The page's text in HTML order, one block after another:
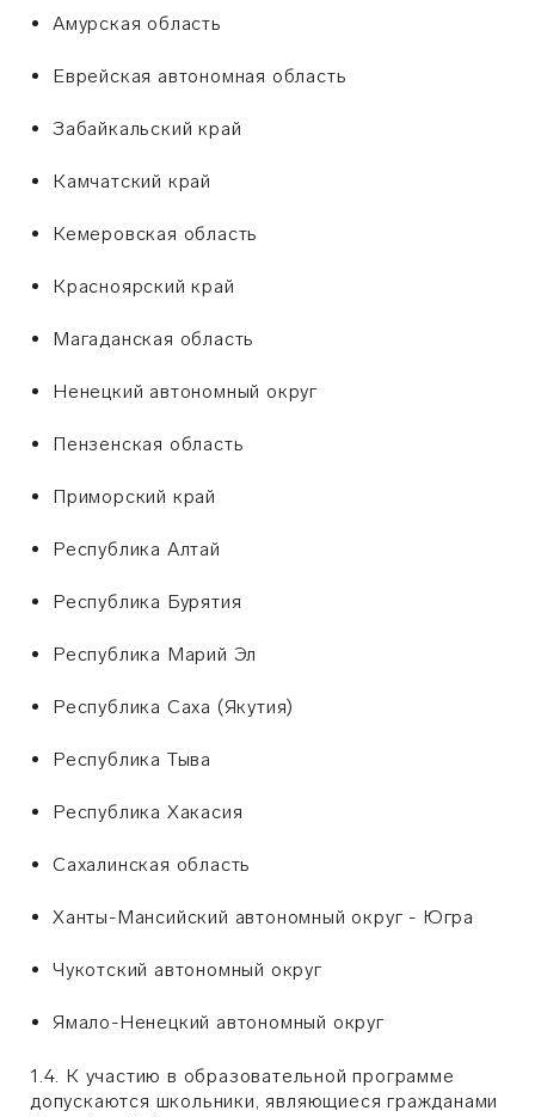
Амурская область
Еврейская автономная область
Забайкальский край
Камчатский край
Кемеровская область
Красноярский край
Магаданская область
Ненецкий автономный округ
Пензенская область
Приморский край
Республика Алтай
Республика Бурятия
Республика Марий Эл
Республика Саха (Якутия)
Республика Тыва
Республика Хакасия
Сахалинская область
Ханты-Мансийский автономный округ - Югра
Чукотский автономный округ
Ямало-Ненецкий автономный округ
1.4. К участию в образовательной программе
допускаются школьники, являющиеся гражданами